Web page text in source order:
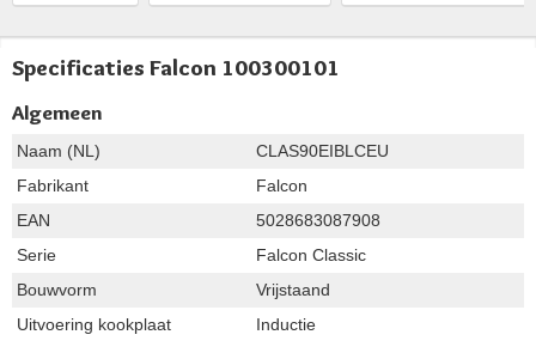
Specificaties Falcon 100300101
Algemeen
Naam (NL)
CLAS90EIBLCEU
Fabrikant
Falcon
EAN
5028683087908
Serie
Falcon Classic
Bouwvorm
Vrijstaand
Uitvoering kookplaat
Inductie